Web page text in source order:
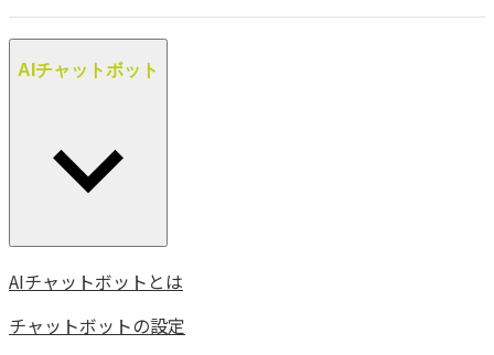
AIチャットボット
AIチャットボットとは
チャットボットの設定